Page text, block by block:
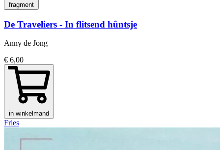
fragment
De Traveliers - In flitsend hûntsje
Anny de Jong
€ 6,00
in winkelmand
Fries